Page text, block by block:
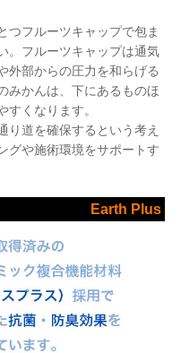
つフルーツキャップで包ま
。フルーツキャップは通気
外部からの圧力を和らげる
みかんは、下にあるものほ
すくなります。
り道を確保するという考え
グや施術環境をサポートす
Earth Plus